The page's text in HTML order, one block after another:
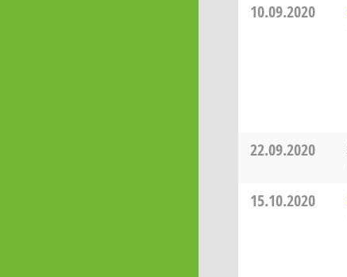
10.09.2020
22.09.2020
15.10.2020